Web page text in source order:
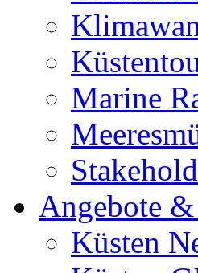
Marine
Angebote
Küsten